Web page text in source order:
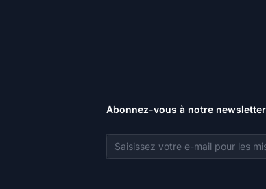
Abonnez-vous à notre newsletter
Adresse e-mail